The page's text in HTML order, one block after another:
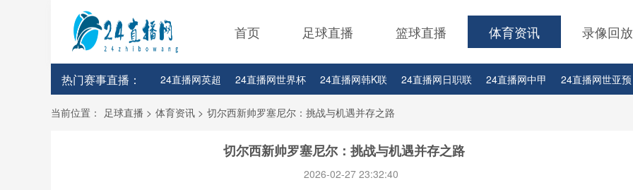
首页 足球直播 篮球直播 体育资讯 录像回放
热门赛事直播： 24直播网英超 24直播网世界杯 24直播网韩K联 24直播网日职联 24直播网中甲 24直播网世亚预
24直播网意甲 24直播网法甲 24直播网西甲 24直播网德甲
当前位置： 足球直播 > 体育资讯 > 切尔西新帅罗塞尼尔：挑战与机遇并存之路
切尔西新帅罗塞尼尔：挑战与机遇并存之路
2026-02-27 23:32:40